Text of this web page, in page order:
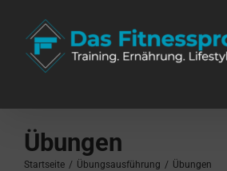
springen
Übungen
Startseite / Übungsausführung / Übungen